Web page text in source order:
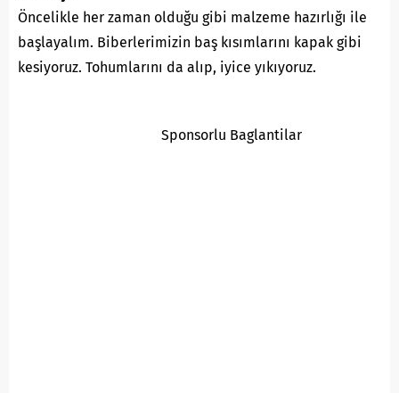
Öncelikle her zaman olduğu gibi malzeme hazırlığı ile
başlayalım. Biberlerimizin baş kısımlarını kapak gibi
kesiyoruz. Tohumlarını da alıp, iyice yıkıyoruz.
Sponsorlu Baglantilar